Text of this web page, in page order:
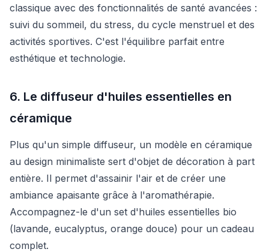
classique avec des fonctionnalités de santé avancées :
suivi du sommeil, du stress, du cycle menstruel et des
activités sportives. C'est l'équilibre parfait entre
esthétique et technologie.
6. Le diffuseur d'huiles essentielles en
céramique
Plus qu'un simple diffuseur, un modèle en céramique
au design minimaliste sert d'objet de décoration à part
entière. Il permet d'assainir l'air et de créer une
ambiance apaisante grâce à l'aromathérapie.
Accompagnez-le d'un set d'huiles essentielles bio
(lavande, eucalyptus, orange douce) pour un cadeau
complet.